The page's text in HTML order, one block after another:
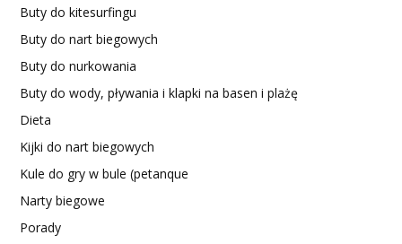
Buty do kitesurfingu
Buty do nart biegowych
Buty do nurkowania
Buty do wody, pływania i klapki na basen i plażę
Dieta
Kijki do nart biegowych
Kule do gry w bule (petanque
Narty biegowe
Porady